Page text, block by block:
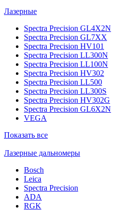
Лазерные
Spectra Precision GL4X2N
Spectra Precision GL7XX
Spectra Precision HV101
Spectra Precision LL300N
Spectra Precision LL100N
Spectra Precision HV302
Spectra Precision LL500
Spectra Precision LL300S
Spectra Precision HV302G
Spectra Precision GL6X2N
VEGA
Показать все
Лазерные дальномеры
Bosch
Leica
Spectra Precision
ADA
RGK